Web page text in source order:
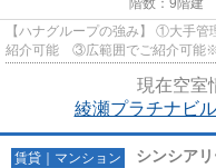
階数：9階建
【ハナグループの強み】 ①大手
紹介可能 ③広範囲でご紹介可
現在空室
綾瀬プラチナビ
賃貸｜マンション シンシア